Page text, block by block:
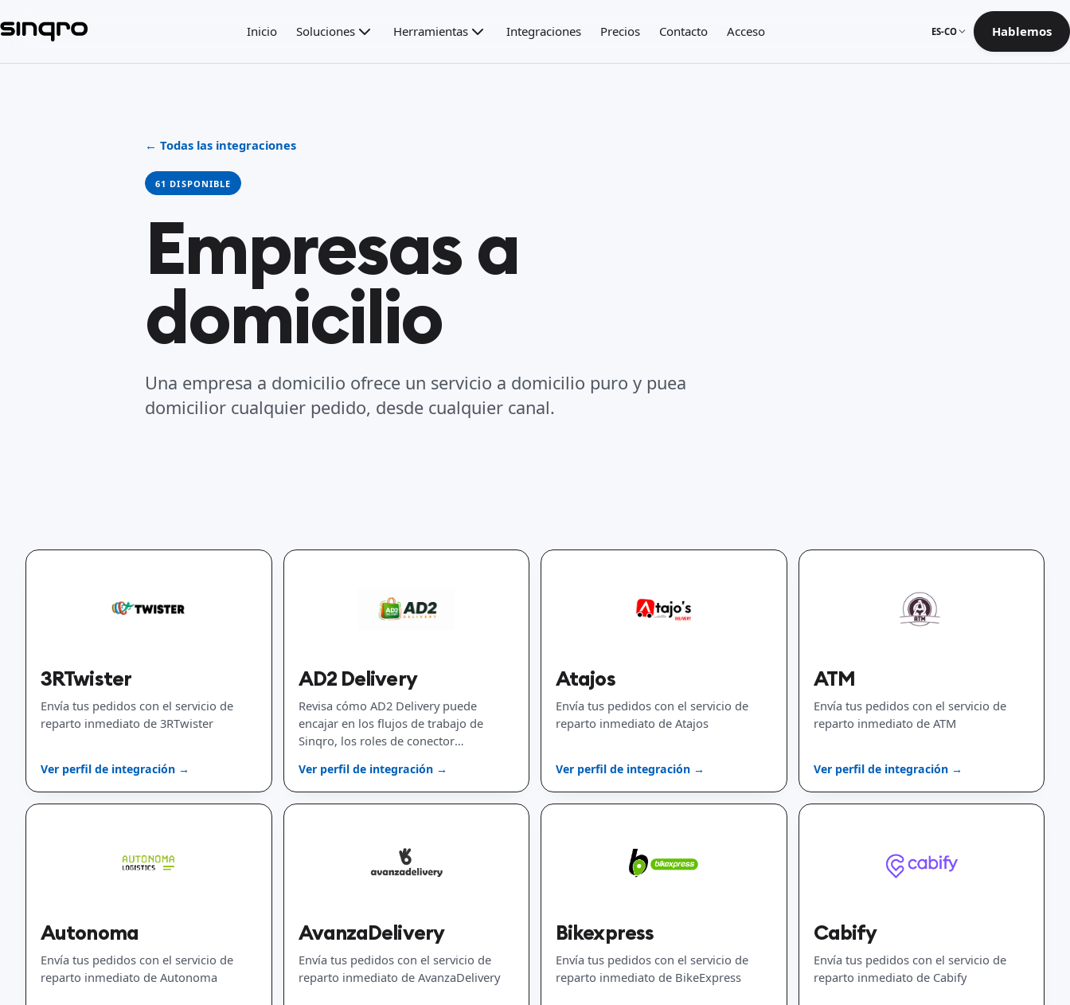
Inicio Soluciones Herramientas Integraciones Precios Contacto Acceso ES-CO Hablemos
← Todas las integraciones
61 DISPONIBLE
Empresas a
domicilio
Una empresa a domicilio ofrece un servicio a domicilio puro y puea
domicilior cualquier pedido, desde cualquier canal.
3RTwister
Envía tus pedidos con el servicio de
reparto inmediato de 3RTwister
Ver perfil de integración →
AD2 Delivery
Revisa cómo AD2 Delivery puede
encajar en los flujos de trabajo de
Sinqro, los roles de conector
implementación.
Ver perfil de integración →
Atajos
Envía tus pedidos con el servicio de
reparto inmediato de Atajos
Ver perfil de integración →
ATM
Envía tus pedidos con el servicio de
reparto inmediato de ATM
Ver perfil de integración →
Autonoma
Envía tus pedidos con el servicio de
reparto inmediato de Autonoma
AvanzaDelivery
Envía tus pedidos con el servicio de
reparto inmediato de AvanzaDelivery
Bikexpress
Envía tus pedidos con el servicio de
reparto inmediato de BikeExpress
Cabify
Envía tus pedidos con el servicio de
reparto inmediato de Cabify